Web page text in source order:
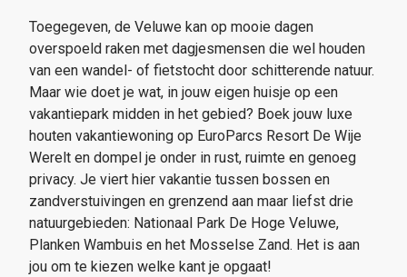
Toegegeven, de Veluwe kan op mooie dagen
overspoeld raken met dagjesmensen die wel houden
van een wandel- of fietstocht door schitterende natuur.
Maar wie doet je wat, in jouw eigen huisje op een
vakantiepark midden in het gebied? Boek jouw luxe
houten vakantiewoning op EuroParcs Resort De Wije
Werelt en dompel je onder in rust, ruimte en genoeg
privacy. Je viert hier vakantie tussen bossen en
zandverstuivingen en grenzend aan maar liefst drie
natuurgebieden: Nationaal Park De Hoge Veluwe,
Planken Wambuis en het Mosselse Zand. Het is aan
jou om te kiezen welke kant je opgaat!